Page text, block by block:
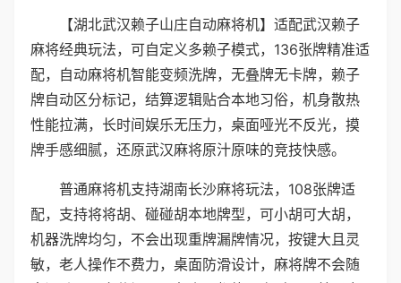
【湖北武汉赖子山庄自动麻将机】适配武汉赖子
麻将经典玩法，可自定义多赖子模式，136张牌精准适
配，自动麻将机智能变频洗牌，无叠牌无卡牌，赖子
牌自动区分标记，结算逻辑贴合本地习俗，机身散热
性能拉满，长时间娱乐无压力，桌面哑光不反光，摸
牌手感细腻，还原武汉麻将原汁原味的竞技快感。
普通麻将机支持湖南长沙麻将玩法，108张牌适
配，支持将将胡、碰碰胡本地牌型，可小胡可大胡，
机器洗牌均匀，不会出现重牌漏牌情况，按键大且灵
敏，老人操作不费力，桌面防滑设计，麻将牌不会随